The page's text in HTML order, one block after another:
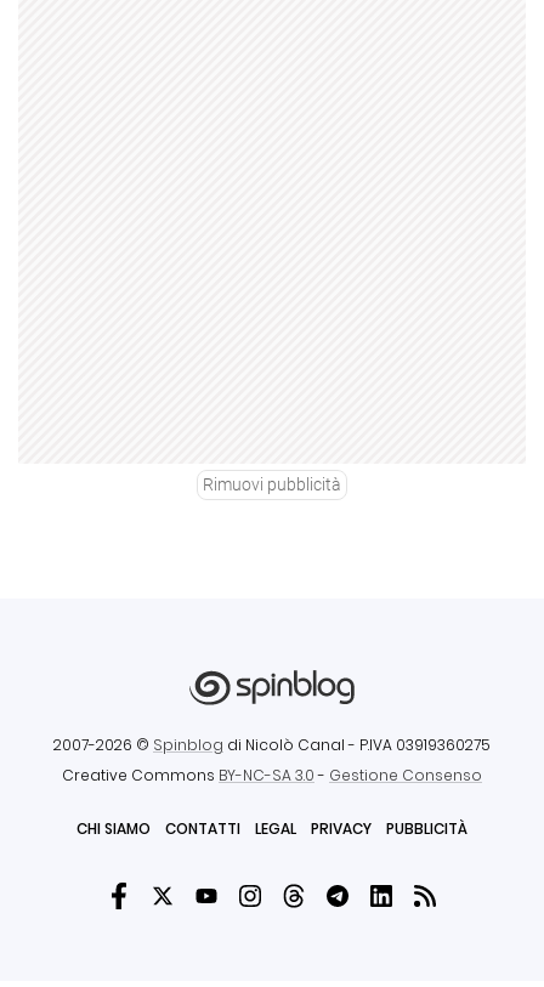
Rimuovi pubblicità
2007-2026 © Spinblog di Nicolò Canal - P.IVA 03919360275
Creative Commons BY-NC-SA 3.0- Gestione Consenso
CHI SIAMO CONTATTI LEGAL PRIVACY PUBBLICITÀ